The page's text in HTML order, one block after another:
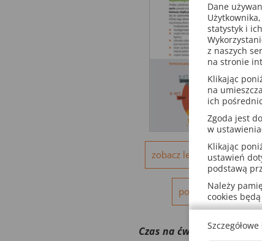
zobacz lekcję w
pobierz plik pdf
Czas na ćwiczenia!–
Dane
statystyk i
z naszych
na stronie
Klikając
na
ich
Zgoda jest
w
Klikając
ustawień
podstawą
Należy
cookies